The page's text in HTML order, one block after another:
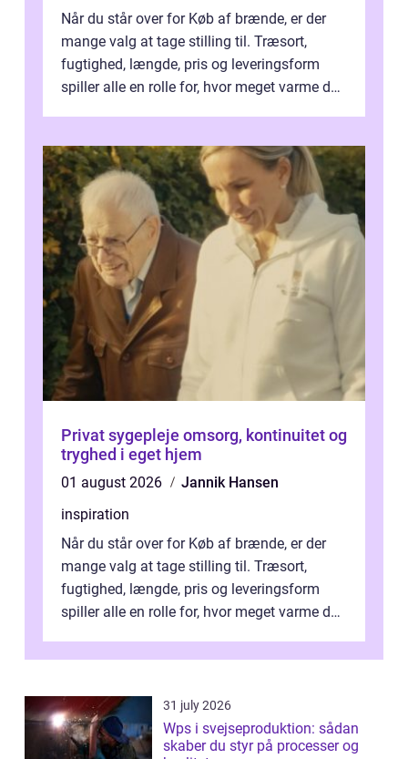
Når du står over for Køb af brænde, er der
mange valg at tage stilling til. Træsort,
fugtighed, længde, pris og leveringsform
spiller alle en rolle for, hvor meget varme du
Privat sygepleje omsorg, kontinuitet og
tryghed i eget hjem
01 august 2026
Jannik Hansen
inspiration
Når du står over for Køb af brænde, er der
mange valg at tage stilling til. Træsort,
fugtighed, længde, pris og leveringsform
spiller alle en rolle for, hvor meget varme du
31 july 2026
Wps i svejseproduktion: sådan
skaber du styr på processer og